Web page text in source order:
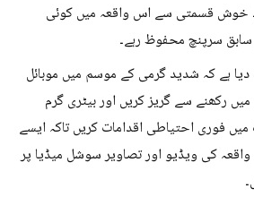
خوش قسمتی سے اس واقعہ میں کوئی
سابق سرپنچ محفوظ رہے۔
دیا ہے کہ شدید گرمی کے موسم میں موبائل
رکھنے سے گریز کریں اور بیٹری گرم
فوری احتیاطی اقدامات کریں تاکہ ایسے
کی ویڈیو اور تصاویر سوشل میڈیا پر